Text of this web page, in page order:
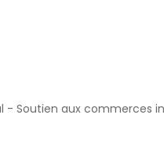
- Soutien aux commerces